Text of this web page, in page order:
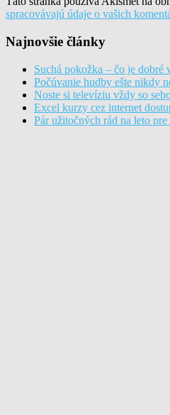
spracovávajú údaje o vašich
Najnovšie články
Suchá pokožka – čo je dobré
Počúvanie hudby ešte nikdy
Noste si televíziu vždy so
Excel kurzy cez internet
Pár užitočných rád na leto